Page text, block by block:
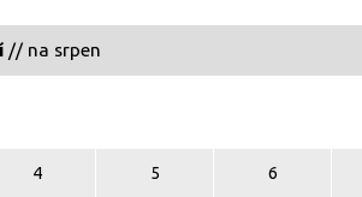
// na srpen
4 5 6